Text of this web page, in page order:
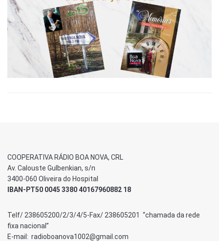
COOPERATIVA RÁDIO BOA NOVA, CRL
Av. Calouste Gulbenkian, s/n
3400-060 Oliveira do Hospital
IBAN-PT50 0045 3380 40167960882 18
Telf/ 238605200/2/3/4/5-Fax/ 238605201 “chamada da rede
fixa nacional”
E-mail: radioboanova1002@gmail.com